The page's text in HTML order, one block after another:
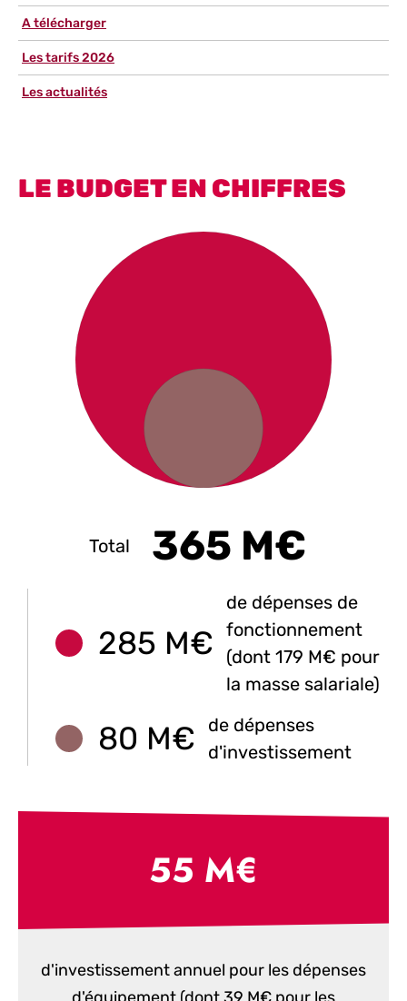
A télécharger
Les tarifs 2026
Les actualités
LE BUDGET EN CHIFFRES
Total 365 M€
285 M€
de dépenses de
fonctionnement
(dont 179 M€ pour
la masse salariale)
80 M€
de dépenses
d'investissement
55 M€
d'investissement annuel pour les dépenses